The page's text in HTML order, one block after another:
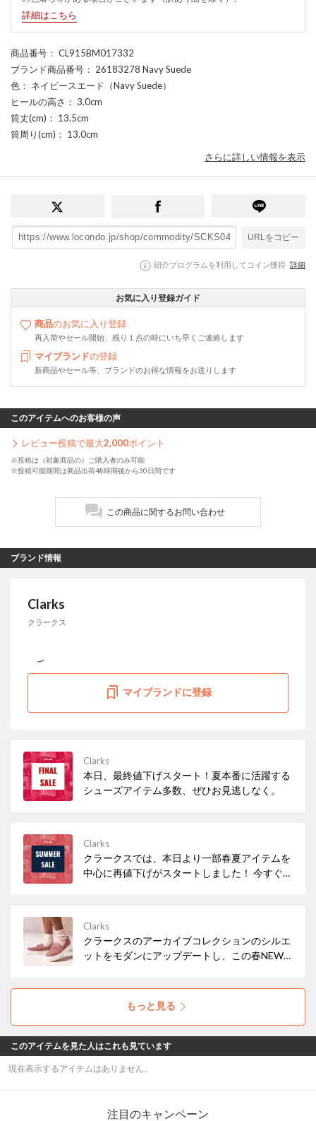
詳細はこちら
商品番号 ： CL915BM017332
ブランド商品番号 ： 26183278 Navy Suede
色 ： ネイビースエード（Navy Suede）
ヒールの高さ ： 3.0cm
筒丈(cm) ： 13.5cm
筒周り(cm) ： 13.0cm
さらに詳しい情報を表示
URLをコピー
紹介プログラムを利用してコイン獲得 詳細
お気に入り登録ガイド
商品のお気に入り登録
再入荷やセール開始、残り１点の時にいち早くご連絡します
マイブランドの登録
新商品やセール等、ブランドのお得な情報をお送りします
このアイテムへのお客様の声
レビュー投稿で最大2,000ポイント
※投稿は（対象商品の）ご購入者のみ可能
※投稿可能期間は商品出荷48時間後から30日間です
この商品に関するお問い合わせ
ブランド情報
Clarks
クラークス
マイブランドに登録
Clarks
本日、最終値下げスタート！夏本番に活躍する
シューズアイテム多数、ぜひお見逃しなく。
Clarks
クラークスでは、本日より一部春夏アイテムを
中心に再値下げがスタートしました！ 今すぐ履
Clarks
クラークスのアーカイブコレクションのシルエ
ットをモダンにアップデートし、この春NEW
量の厚底ソールで気分もUP！
もっと見る
このアイテムを見た人はこれも見ています
現在表示するアイテムはありません。
注目のキャンペーン